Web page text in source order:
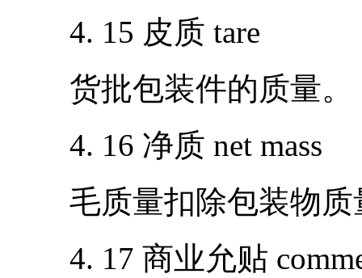
4. 15 皮质 tare
货批包装件的质量。
4. 16 净质 net mass
毛质量扣除包装物质
4. 17 商业允贴